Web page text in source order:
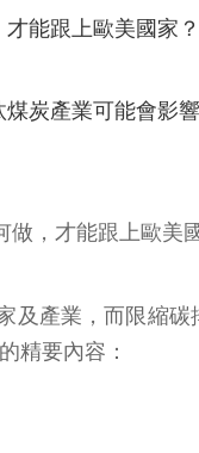
能跟上歐美國家
炭產業可能會影
，才能跟上歐美
產業，而限縮
精要內容：